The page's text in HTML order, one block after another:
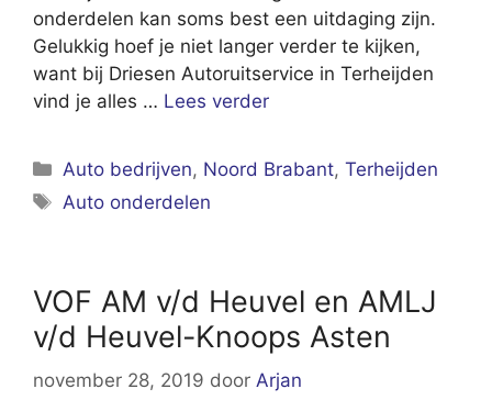
onderdelen kan soms best een uitdaging zijn.
Gelukkig hoef je niet langer verder te kijken,
want bij Driesen Autoruitservice in Terheijden
vind je alles … Lees verder
Categorieën
Auto bedrijven, Noord Brabant,Terheijden
Tags
Auto onderdelen
VOF AM v/d Heuvel en AMLJ
v/d Heuvel-Knoops Asten
november 28, 2019 door Arjan